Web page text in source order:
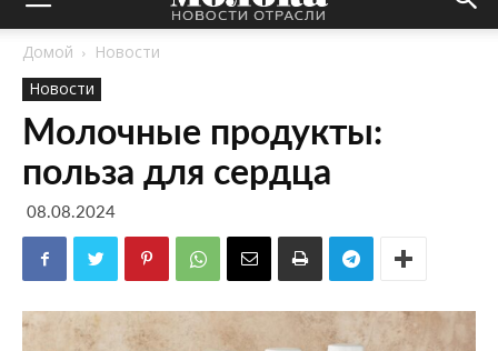
Домой
Новости
Новости
Молочные продукты:
польза для сердца
08.08.2024